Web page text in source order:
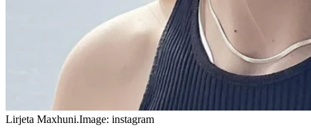
Lirjeta Maxhuni.Image: instagram